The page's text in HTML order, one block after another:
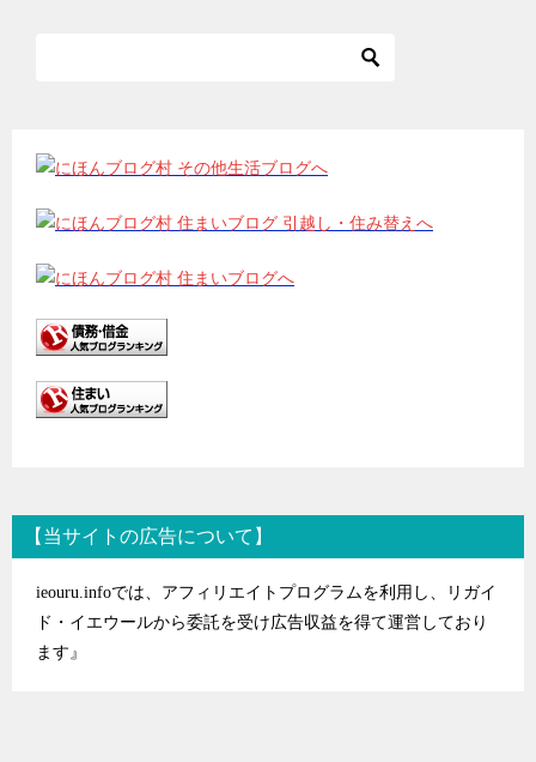
【当サイトの広告について】
ieouru.infoでは、アフィリエイトプログラムを利用し、リガイ
ド・イエウールから委託を受け広告収益を得て運営しており
ます』